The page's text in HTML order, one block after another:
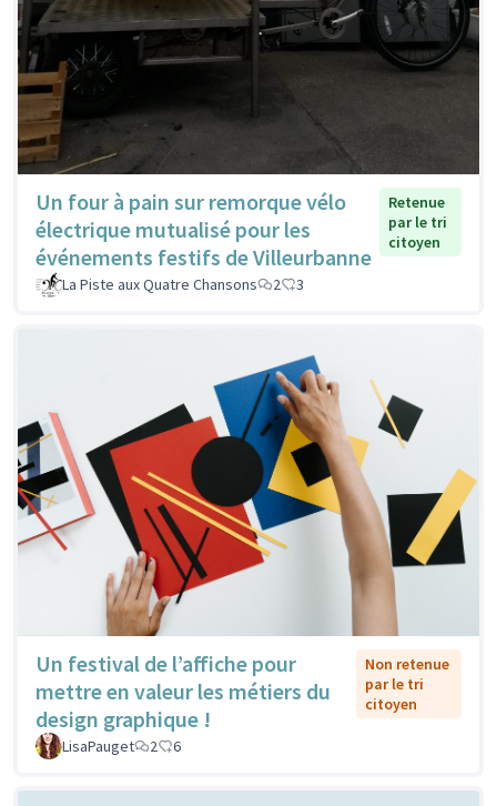
Un four à pain sur remorque vélo
électrique mutualisé pour les
événements festifs de Villeurbanne
Retenue
par le tri
citoyen
La Piste aux Quatre Chansons 2 3
Un festival de l’affiche pour
mettre en valeur les métiers du
design graphique !
Non retenue
par le tri
citoyen
LisaPauget 2 6